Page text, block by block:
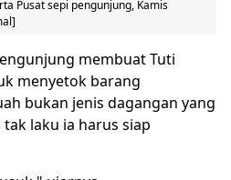
Pusat sepi pengunjung, Kamis
membuat Tuti
menyetok barang
bukan jenis dagangan yang
laku ia harus siap